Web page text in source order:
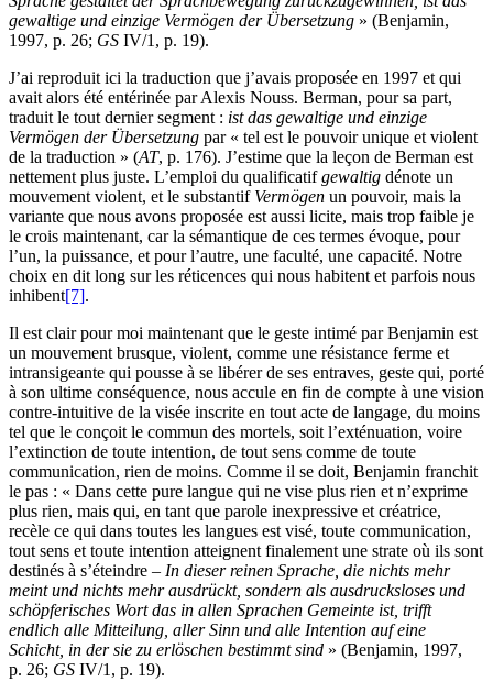
gewaltige und einzige Vermögen der Übersetzung » (Benjamin,
1997, p. 26; GS IV/1, p. 19).
J’ai reproduit ici la traduction que j’avais proposée en 1997 et qui
avait alors été entérinée par Alexis Nouss. Berman, pour sa part,
traduit le tout dernier segment : ist das gewaltige und einzige
Vermögen der Übersetzung par « tel est le pouvoir unique et violent
de la traduction » (AT, p. 176). J’estime que la leçon de Berman est
nettement plus juste. L’emploi du qualificatifgewaltig dénote un
mouvement violent, et le substantif Vermögen un pouvoir, mais la
variante que nous avons proposée est aussi licite, mais trop faible je
le crois maintenant, car la sémantique de ces termes évoque, pour
l’un, la puissance, et pour l’autre, une faculté, une capacité. Notre
choix en dit long sur les réticences qui nous habitent et parfois nous
inhibent[7].
Il est clair pour moi maintenant que le geste intimé par Benjamin est
un mouvement brusque, violent, comme une résistance ferme et
intransigeante qui pousse à se libérer de ses entraves, geste qui, porté
à son ultime conséquence, nous accule en fin de compte à une vision
contre-intuitive de la visée inscrite en tout acte de langage, du moins
tel que le conçoit le commun des mortels, soit l’exténuation, voire
l’extinction de toute intention, de tout sens comme de toute
communication, rien de moins. Comme il se doit, Benjamin franchit
le pas : « Dans cette pure langue qui ne vise plus rien et n’exprime
plus rien, mais qui, en tant que parole inexpressive et créatrice,
recèle ce qui dans toutes les langues est visé, toute communication,
tout sens et toute intention atteignent finalement une strate où ils sont
destinés à s’éteindre – In dieser reinen Sprache, die nichts mehr
meint und nichts mehr ausdrückt, sondern als ausdrucksloses und
schöpferisches Wort das in allen Sprachen Gemeinte ist, trifft
endlich alle Mitteilung, aller Sinn und alle Intention auf eine
Schicht, in der sie zu erlöschen bestimmt sind » (Benjamin, 1997,
p. 26; GS IV/1, p. 19).